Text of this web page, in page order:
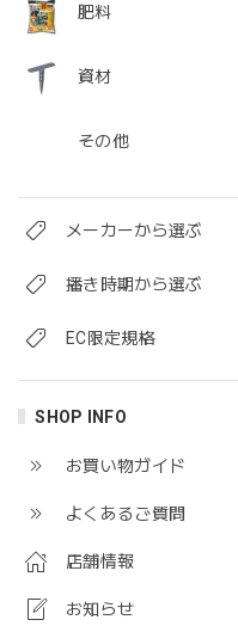
肥料
資材
その他
メーカーから選ぶ
播き時期から選ぶ
EC限定規格
SHOP INFO
お買い物ガイド
よくあるご質問
店舗情報
お知らせ